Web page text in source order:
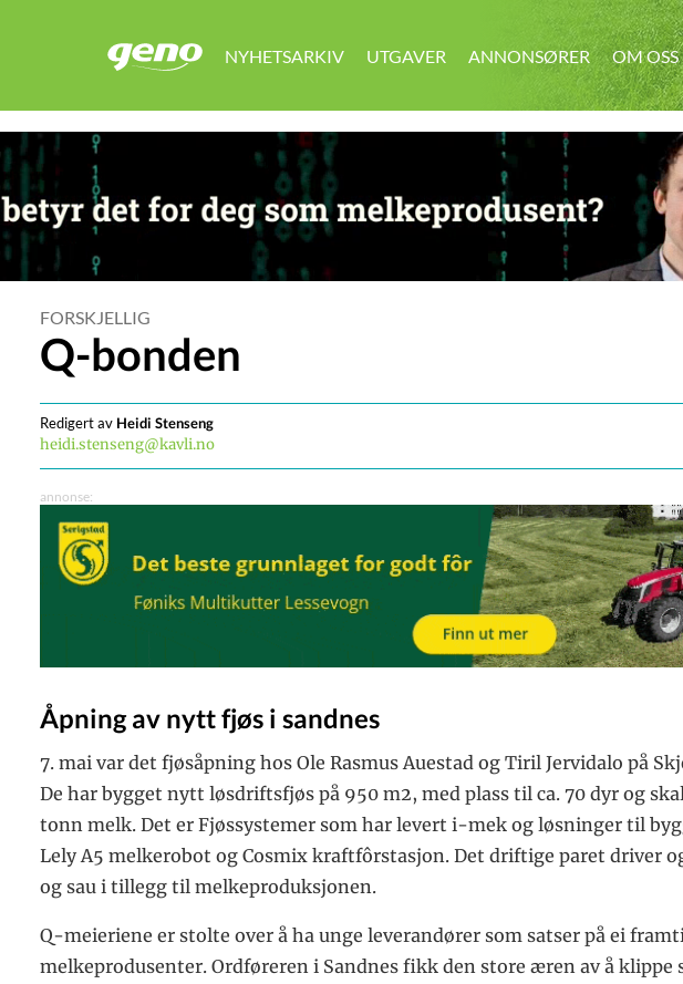
GENO NYHETSARKIV UTGAVER ANNONSØRER OM OSS
FORSKJELLIG
Q-bonden
Redigert av Heidi Stenseng
heidi.stenseng@kavli.no
Åpning av nytt fjøs i sandnes
7. mai var det fjøsåpning hos Ole Rasmus Auestad og Tiril Jervidalo på
De har bygget nytt løsdriftsfjøs på 950 m2, med plass til ca. 70 dyr og
tonn melk. Det er Fjøssystemer som har levert i-mek og løsninger til
Lely A5 melkerobot og Cosmix kraftfôrstasjon. Det driftige paret driver
og sau i tillegg til melkeproduksjonen.
Q-meieriene er stolte over å ha unge leverandører som satser på ei
melkeprodusenter. Ordføreren i Sandnes fikk den store æren av å klippe